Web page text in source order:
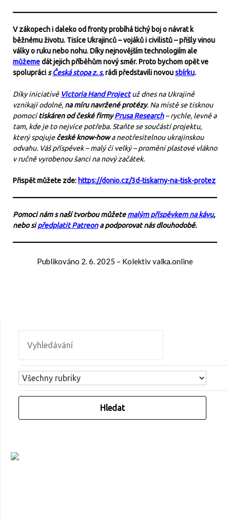
V zákopech i daleko od fronty probíhá tichý boj o návrat k
běžnému životu. Tisíce Ukrajinců – vojáků i civilistů – přišly vinou
války o ruku nebo nohu. Díky nejnovějším technologiím ale
můžemedát jejich příběhům nový směr. Proto bychom opět ve
spolupráci sČeská stopa z. s.rádi představili novousbírku.
Díky iniciativě Victoria Hand Projectuž dnes na Ukrajině
vznikají odolné, na míru navržené protézy. Na místě se tisknou
pomocítiskáren od české firmyPrusa Research– rychle, levně a
tam, kde je to nejvíce potřeba. Staňte se součástí projektu,
který spojuječeské know-howa neotřesitelnou ukrajinskou
odvahu. Váš příspěvek – malý či velký – promění plastové vlákno
v ručně vyrobenou šanci na nový začátek.
Přispět můžete zde: https://donio.cz/3d-tiskarny-na-tisk-protez
Pomoci nám s naší tvorbou můžetemalým příspěvkem na kávu,
nebo sipředplatit Patreona podporovat nás dlouhodobě.
Publikováno 2. 6. 2025 – Kolektiv valka.online